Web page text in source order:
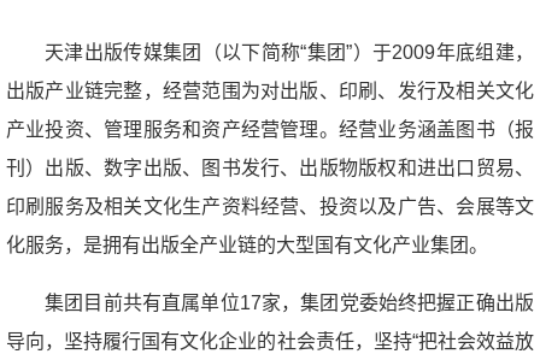
天津出版传媒集团（以下简称“集团”）于2009年底组建，
出版产业链完整，经营范围为对出版、印刷、发行及相关文化
产业投资、管理服务和资产经营管理。经营业务涵盖图书（报
刊）出版、数字出版、图书发行、出版物版权和进出口贸易、
印刷服务及相关文化生产资料经营、投资以及广告、会展等文
化服务，是拥有出版全产业链的大型国有文化产业集团。
集团目前共有直属单位17家，集团党委始终把握正确出版
导向，坚持履行国有文化企业的社会责任，坚持“把社会效益放